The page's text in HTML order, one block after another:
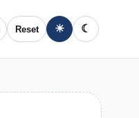
Reset ☀ ☾